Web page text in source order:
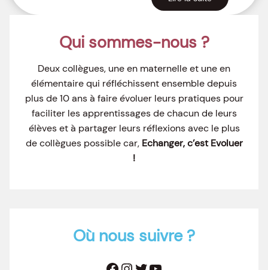
Qui sommes-nous ?
Deux collègues, une en maternelle et une en
élémentaire qui réfléchissent ensemble depuis
plus de 10 ans à faire évoluer leurs pratiques pour
faciliter les apprentissages de chacun de leurs
élèves et à partager leurs réflexions avec le plus
de collègues possible car, Echanger, c’est Evoluer
!
Où nous suivre ?